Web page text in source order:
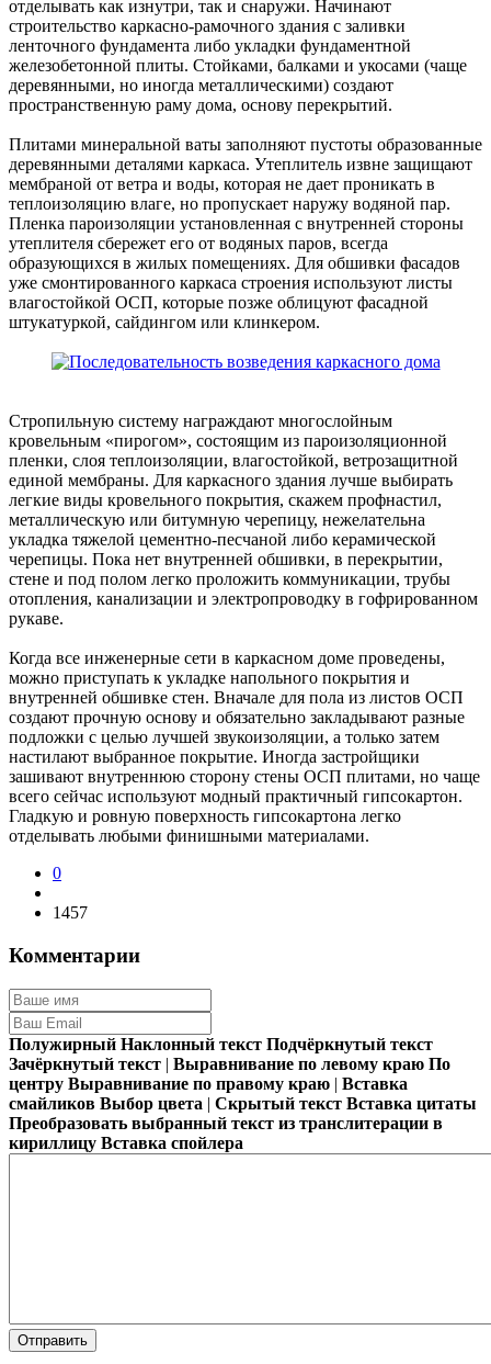
отделывать как изнутри, так и снаружи. Начинают
строительство каркасно-рамочного здания с заливки
ленточного фундамента либо укладки фундаментной
железобетонной плиты. Стойками, балками и укосами (чаще
деревянными, но иногда металлическими) создают
пространственную раму дома, основу перекрытий.
Плитами минеральной ваты заполняют пустоты образованные
деревянными деталями каркаса. Утеплитель извне защищают
мембраной от ветра и воды, которая не дает проникать в
теплоизоляцию влаге, но пропускает наружу водяной пар.
Пленка пароизоляции установленная с внутренней стороны
утеплителя сбережет его от водяных паров, всегда
образующихся в жилых помещениях. Для обшивки фасадов
уже смонтированного каркаса строения используют листы
влагостойкой ОСП, которые позже облицуют фасадной
штукатуркой, сайдингом или клинкером.
Стропильную систему награждают многослойным
кровельным «пирогом», состоящим из пароизоляционной
пленки, слоя теплоизоляции, влагостойкой, ветрозащитной
единой мембраны. Для каркасного здания лучше выбирать
легкие виды кровельного покрытия, скажем профнастил,
металлическую или битумную черепицу, нежелательна
укладка тяжелой цементно-песчаной либо керамической
черепицы. Пока нет внутренней обшивки, в перекрытии,
стене и под полом легко проложить коммуникации, трубы
отопления, канализации и электропроводку в гофрированном
рукаве.
Когда все инженерные сети в каркасном доме проведены,
можно приступать к укладке напольного покрытия и
внутренней обшивке стен. Вначале для пола из листов ОСП
создают прочную основу и обязательно закладывают разные
подложки с целью лучшей звукоизоляции, а только затем
настилают выбранное покрытие. Иногда застройщики
зашивают внутреннюю сторону стены ОСП плитами, но чаще
всего сейчас используют модный практичный гипсокартон.
Гладкую и ровную поверхность гипсокартона легко
отделывать любыми финишными материалами.
0
1457
Комментарии
Полужирный Наклонный текст Подчёркнутый текст
Зачёркнутый текст | Выравнивание по левому краю По
центру Выравнивание по правому краю | Вставка
смайликов Выбор цвета | Скрытый текст Вставка цитаты
Преобразовать выбранный текст из транслитерации в
кириллицу Вставка спойлера
Отправить